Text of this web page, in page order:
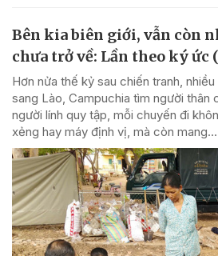
Bên kia biên giới, vẫn còn
chưa trở về: Lần theo ký ức
Hơn nửa thế kỷ sau chiến tranh,
sang Lào, Campuchia tìm người thân
người lính quy tập, mỗi chuyến đi
xẻng hay máy định vị, mà còn mang...